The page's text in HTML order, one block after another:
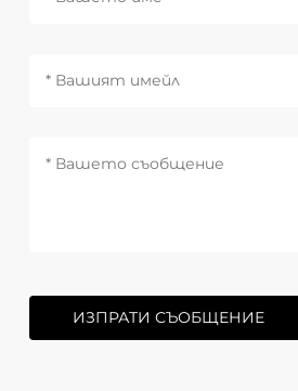
ИЗПРАТИ СЪОБЩЕНИЕ